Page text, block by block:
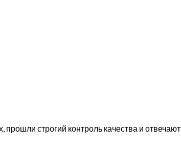
строгий контроль качества и отвечают